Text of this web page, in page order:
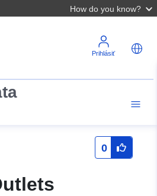
How do you know?
Prihlásiť
0